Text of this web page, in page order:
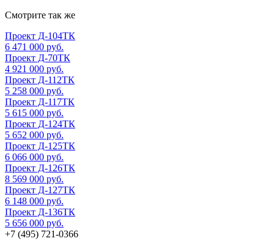
Смотрите так же
Проект Д-104ТК
6 471 000 руб.
Проект Д-70ТК
4 921 000 руб.
Проект Д-112ТК
5 258 000 руб.
Проект Д-117ТК
5 615 000 руб.
Проект Д-124ТК
5 652 000 руб.
Проект Д-125ТК
6 066 000 руб.
Проект Д-126ТК
8 569 000 руб.
Проект Д-127ТК
6 148 000 руб.
Проект Д-136ТК
5 656 000 руб.
+7 (495) 721-0366